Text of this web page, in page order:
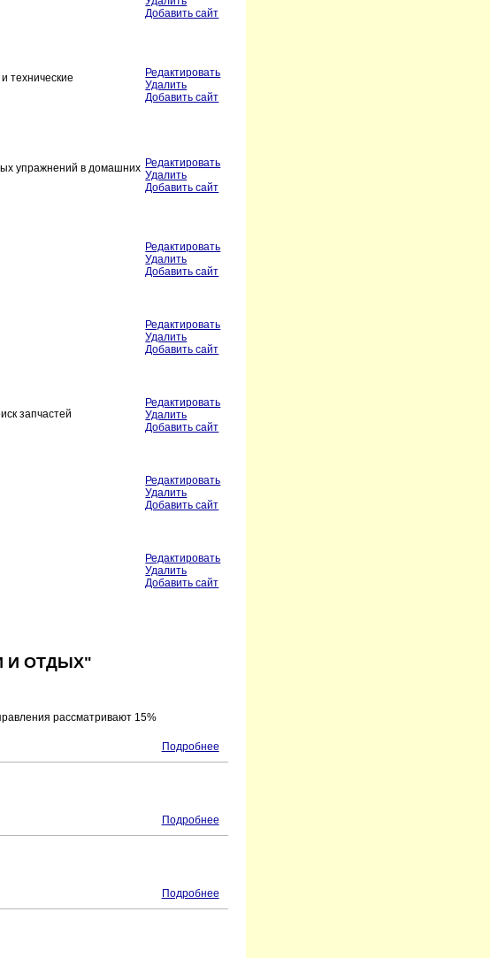
Добавить сайт
технические
Редактировать
Удалить
Добавить сайт
упражнений в домашних Редактировать
Удалить
Добавить сайт
Редактировать
Удалить
Добавить сайт
Редактировать
Удалить
Добавить сайт
запчастей
Редактировать
Удалить
Добавить сайт
Редактировать
Удалить
Добавить сайт
Редактировать
Удалить
Добавить сайт
И ОТДЫХ"
рассматривают 15%
Подробнее
Подробнее
Подробнее